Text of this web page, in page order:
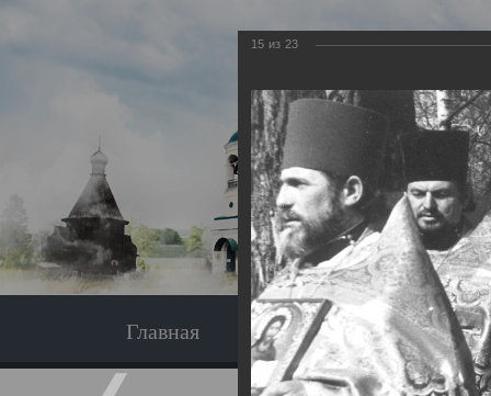
Главная Экскурсия
15 из 23